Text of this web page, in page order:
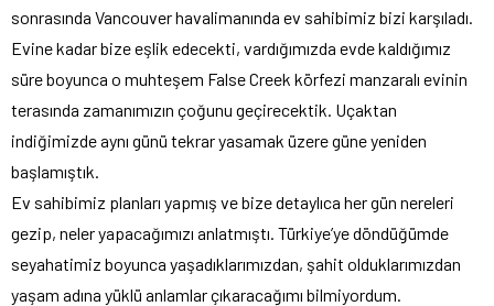
sonrasında Vancouver havalimanında ev sahibimiz bizi karşıladı.
Evine kadar bize eşlik edecekti, vardığımızda evde kaldığımız
süre boyunca o muhteşem False Creek körfezi manzaralı evinin
terasında zamanımızın çoğunu geçirecektik. Uçaktan
indiğimizde aynı günü tekrar yasamak üzere güne yeniden
başlamıştık.
Ev sahibimiz planları yapmış ve bize detaylıca her gün nereleri
gezip, neler yapacağımızı anlatmıştı. Türkiye’ye döndüğümde
seyahatimiz boyunca yaşadıklarımızdan, şahit olduklarımızdan
yaşam adına yüklü anlamlar çıkaracağımı bilmiyordum.